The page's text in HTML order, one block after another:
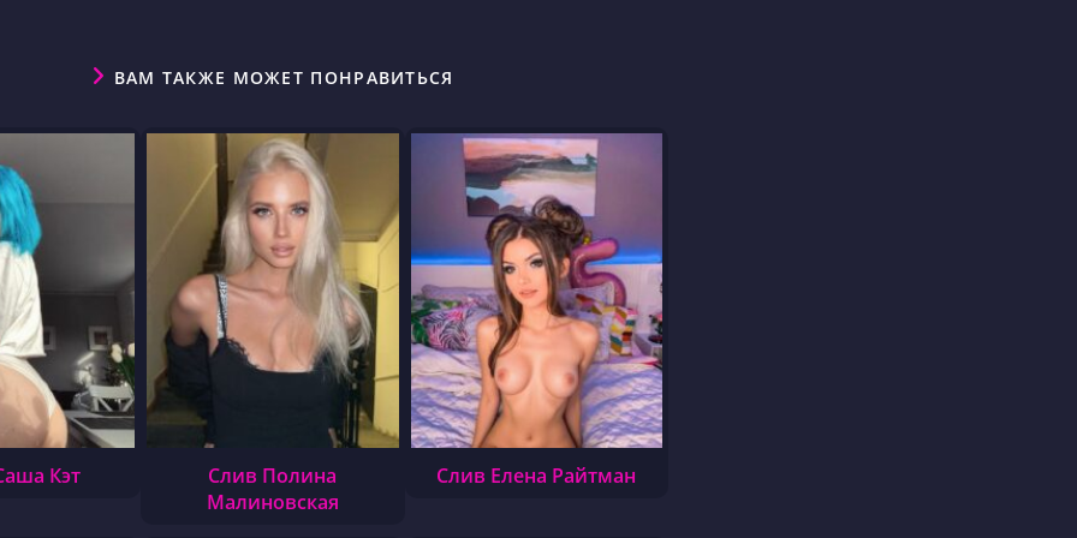
ВАМ ТАКЖЕ МОЖЕТ ПОНРАВИТЬСЯ
Кэт
Слив Полина
Малиновская
Слив Елена Райтман